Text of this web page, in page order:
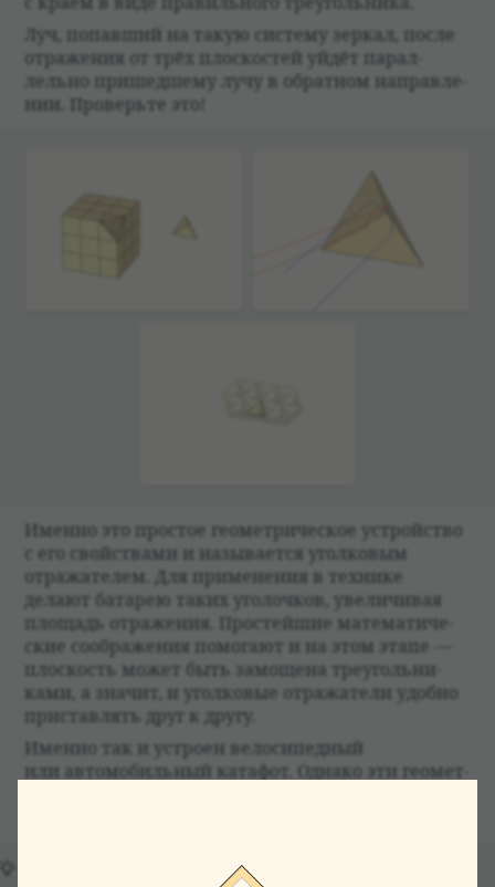
Луч, попавший на такую систему зер­кал, после
отраже­ния от трёх плос­ко­стей уйдёт парал­
лельно при­шед­шему лучу в обрат­ном направ­ле­
нии. Про­верьте это!
Именно это про­стое геомет­ри­че­ское устройство
с его свойствами и назы­ва­ется угол­ко­вым
отража­те­лем. Для при­ме­не­ния в тех­нике
делают бата­рею таких уго­лоч­ков, уве­ли­чи­вая
площадь отраже­ния. Про­стейшие матема­ти­че­
ские сооб­раже­ния помогают и на этом этапе —
плос­кость может быть замощена тре­уголь­ни­
ками, а зна­чит, и угол­ко­вые отража­тели удобно
при­став­лять друг к другу.
Именно так и устроен вело­сипед­ный
или автомо­биль­ный ката­фот. Однако эти геомет­
Когда начали кон­стру­и­ро­вать луно­ход, никто